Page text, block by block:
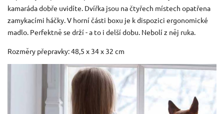
kamaráda dobře uvidíte. Dvířka jsou na čtyřech místech opatřena
zamykacími háčky. V horní části boxu je k dispozici ergonomické
madlo. Perfektně se drží - a to i delší dobu. Nebolí z něj ruka.
Rozměry přepravky: 48,5 x 34 x 32 cm